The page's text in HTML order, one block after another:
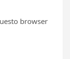
browser